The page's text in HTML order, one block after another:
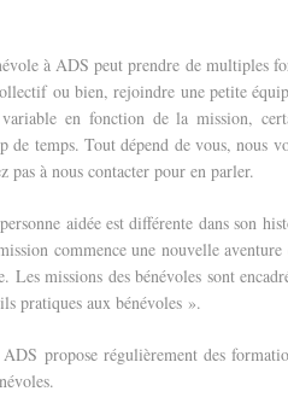
à ADS peut prendre de multiples
ou bien, rejoindre une petite
en fonction de la mission,
de temps. Tout dépend de vous, nous
pas à nous contacter pour en parler.
aidée est différente dans son
commence une nouvelle
Les missions des bénévoles sont
pratiques aux bénévoles ».
propose régulièrement des